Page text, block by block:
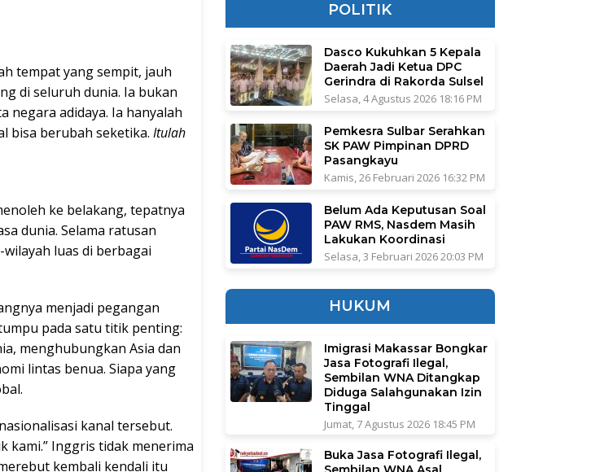
tempat yang sempit, jauh
di seluruh dunia. Ia bukan
negara adidaya. Ia hanyalah
bisa berubah seketika. Itulah
ke belakang, tepatnya
dunia. Selama ratusan
luas di berbagai
menjadi pegangan
pada satu titik penting:
menghubungkan Asia dan
lintas benua. Siapa yang
kanal tersebut.
kami.” Inggris tidak menerima
kembali kendali itu
POLITIK
Dasco Kukuhkan 5 Kepala
Daerah Jadi Ketua DPC
Gerindra di Rakorda Sulsel
Selasa, 4 Agustus 2026 18:16 PM
Pemkesra Sulbar Serahkan
SK PAW Pimpinan DPRD
Pasangkayu
Kamis, 26 Februari 2026 16:32 PM
Belum Ada Keputusan Soal
PAW RMS, Nasdem Masih
Lakukan Koordinasi
Selasa, 3 Februari 2026 20:03 PM
HUKUM
Imigrasi Makassar Bongkar
Jasa Fotografi Ilegal,
Sembilan WNA Ditangkap
Diduga Salahgunakan Izin
Tinggal
Jumat, 7 Agustus 2026 18:45 PM
Buka Jasa Fotografi Ilegal,